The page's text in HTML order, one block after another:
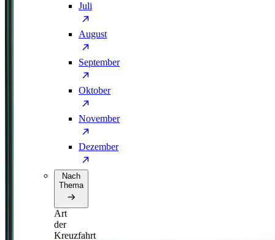
Juli
August
September
Oktober
November
Dezember
Nach
Thema
Art
der
Kreuzfahrt